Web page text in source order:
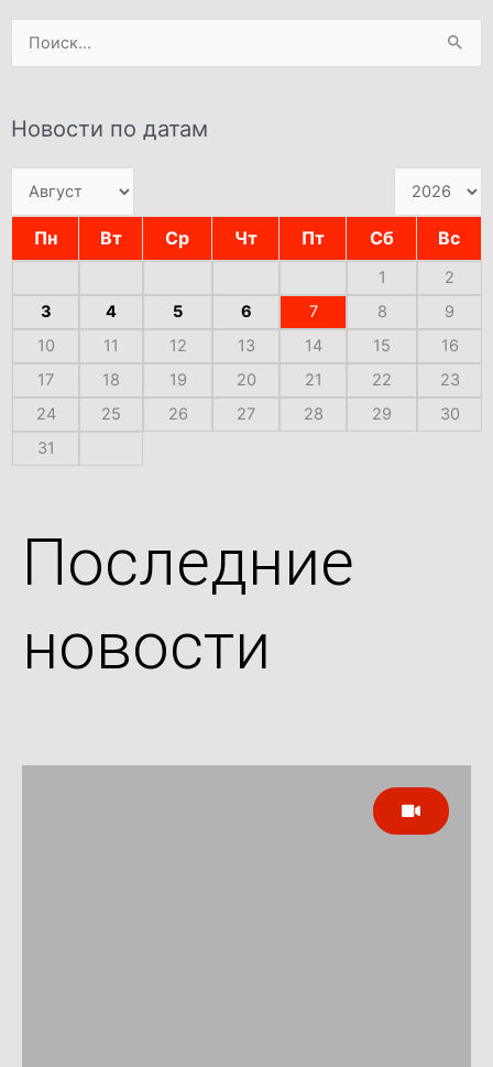
Поиск:
Новости по датам
Пн Вт Ср Чт Пт Сб Вс
1
2
3
4 5 6 7 8
9
10
11 12 13 14 15
16
17
18 19 20 21 22
23
24
25 26 27 28 29
30
31
Последние
новости